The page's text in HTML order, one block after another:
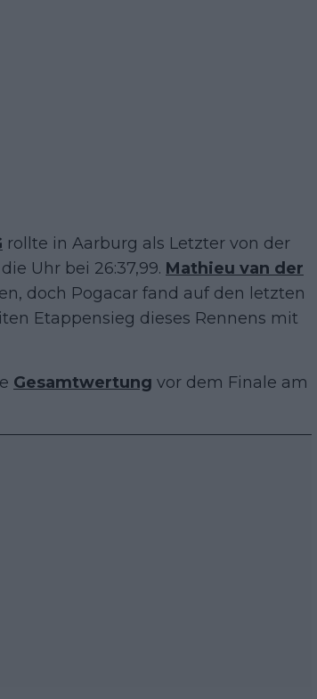
rollte in Aarburg als Letzter von der
Uhr bei 26:37,99. Mathieu van der
doch Pogacar fand auf den letzten
Etappensieg dieses Rennens mit
Gesamtwertung vor dem Finale am